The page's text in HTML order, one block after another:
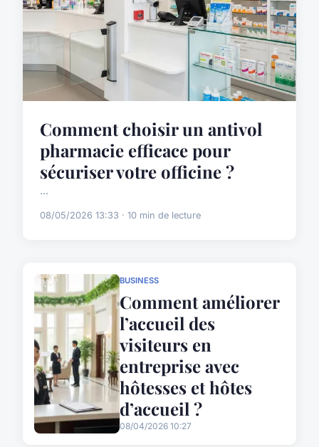
Comment choisir un antivol
pharmacie efficace pour
sécuriser votre officine ?
...
08/05/2026 13:33 · 10 min de lecture
BUSINESS
Comment améliorer
l’accueil des
visiteurs en
entreprise avec
hôtesses et hôtes
d’accueil ?
08/04/2026 10:27